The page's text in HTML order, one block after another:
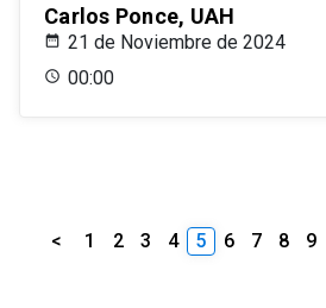
Carlos Ponce, UAH
21 de Noviembre de 2024
00:00
< 1 2 3 4 5 6 7 8 9